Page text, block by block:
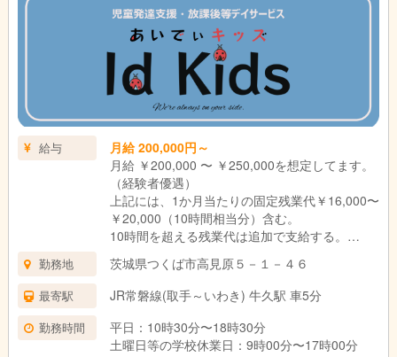
給与
月給 200,000円～
月給 ￥200,000 〜 ￥250,000を想定してます。
（経験者優遇）
上記には、1か月当たりの固定残業代￥16,000〜
￥20,000（10時間相当分）含む。
10時間を超える残業代は追加で支給する。
昇給あり（年1回）
賞与あり（年2回）
役職手当
交通費規定内支給
勤務地 茨城県つくば市高見原５－１－４６
最寄駅 JR常磐線(取手～いわき) 牛久駅 車5分
勤務時間
平日：10時30分〜18時30分
土曜日等の学校休業日：9時00分〜17時00分